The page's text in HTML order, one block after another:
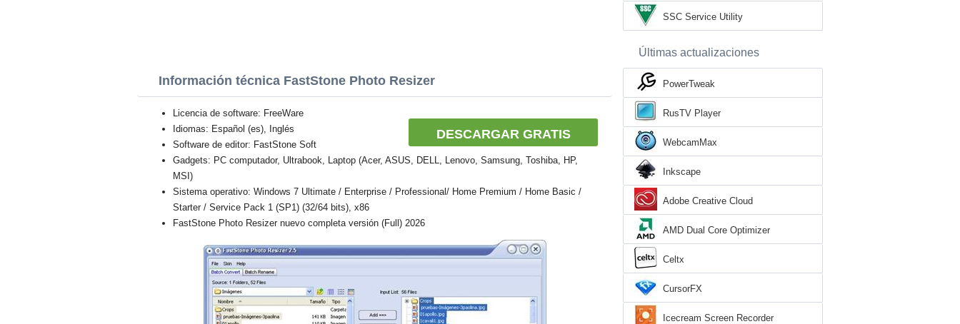
Información técnica FastStone Photo Resizer
DESCARGAR GRATIS
Licencia de software: FreeWare
Idiomas: Español (es), Inglés
Software de editor: FastStone Soft
Gadgets: PC computador, Ultrabook, Laptop (Acer, ASUS, DELL, Lenovo, Samsung, Toshiba, HP,
MSI)
Sistema operativo: Windows 7 Ultimate / Enterprise / Professional/ Home Premium / Home Basic /
Starter / Service Pack 1 (SP1) (32/64 bits), x86
FastStone Photo Resizer nuevo completa versión (Full) 2026
SSC Service Utility
Últimas actualizaciones
PowerTweak
RusTV Player
WebcamMax
Inkscape
Adobe Creative Cloud
AMD Dual Core Optimizer
Celtx
CursorFX
Icecream Screen Recorder